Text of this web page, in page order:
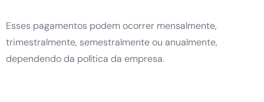
Esses pagamentos podem ocorrer mensalmente,
trimestralmente, semestralmente ou anualmente,
dependendo da política da empresa.